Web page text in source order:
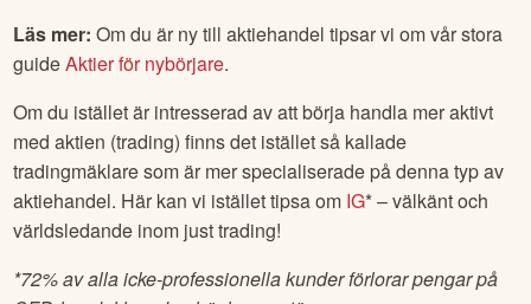
Läs mer: Om du är ny till aktiehandel tipsar vi om vår stora
guideAktier för nybörjare.
Om du istället är intresserad av att börja handla mer aktivt
med aktien (trading) finns det istället så kallade
tradingmäklare som är mer specialiserade på denna typ av
aktiehandel. Här kan vi istället tipsa om IG* – välkänt och
världsledande inom just trading!
*72% av alla icke-professionella kunder förlorar pengar på